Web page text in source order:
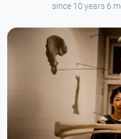
since 10 years 6